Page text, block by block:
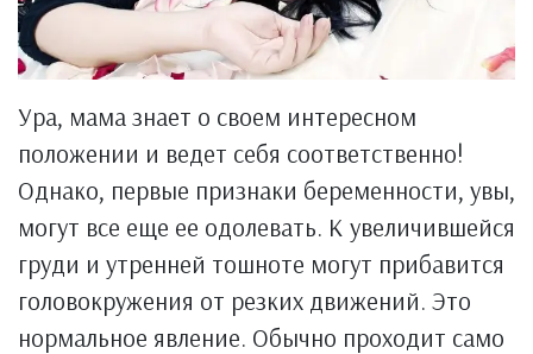
Ура, мама знает о своем интересном
положении и ведет себя соответственно!
Однако, первые признаки беременности, увы,
могут все еще ее одолевать. К увеличившейся
груди и утренней тошноте могут прибавится
головокружения от резких движений. Это
нормальное явление. Обычно проходит само